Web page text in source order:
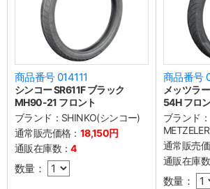
商品番号 014111
シンコー SR611F ブラック
MH90-21 フロント
ブランド： SHINKO(シンコー)
通常販売価格： 18,150円
通販在庫数：4
数量：
商品番号
メッツラ
54H フロ
ブランド：
通常販売価
通販在庫
数量：